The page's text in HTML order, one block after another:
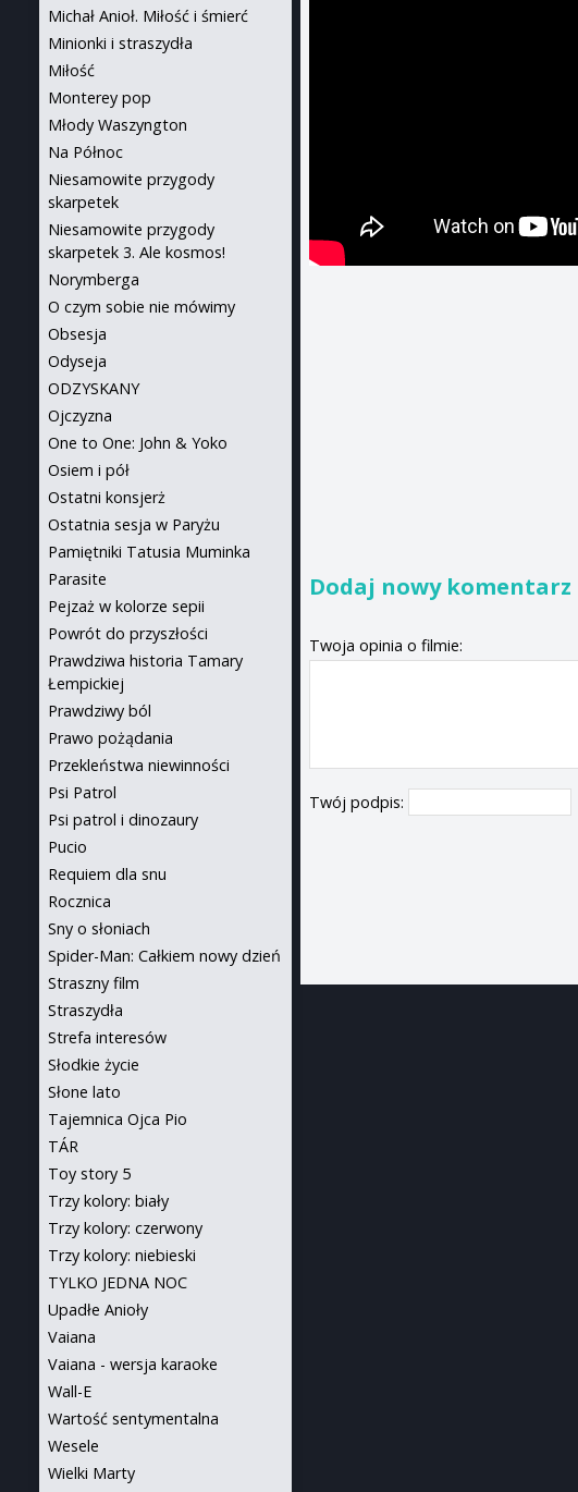
Dodaj nowy komentarz
Twoja opinia o filmie:
Twój podpis:
Michał Anioł. Miłość i śmierć
Minionki i straszydła
Miłość
Monterey pop
Młody Waszyngton
Na Północ
Niesamowite przygody
skarpetek
Niesamowite przygody
skarpetek 3. Ale kosmos!
Norymberga
O czym sobie nie mówimy
Obsesja
Odyseja
ODZYSKANY
Ojczyzna
One to One: John & Yoko
Osiem i pół
Ostatni konsjerż
Ostatnia sesja w Paryżu
Pamiętniki Tatusia Muminka
Parasite
Pejzaż w kolorze sepii
Powrót do przyszłości
Prawdziwa historia Tamary
Łempickiej
Prawdziwy ból
Prawo pożądania
Przekleństwa niewinności
Psi Patrol
Psi patrol i dinozaury
Pucio
Requiem dla snu
Rocznica
Sny o słoniach
Spider-Man: Całkiem nowy dzień
Straszny film
Straszydła
Strefa interesów
Słodkie życie
Słone lato
Tajemnica Ojca Pio
TÁR
Toy story 5
Trzy kolory: biały
Trzy kolory: czerwony
Trzy kolory: niebieski
TYLKO JEDNA NOC
Upadłe Anioły
Vaiana
Vaiana - wersja karaoke
Wall-E
Wartość sentymentalna
Wesele
Wielki Marty